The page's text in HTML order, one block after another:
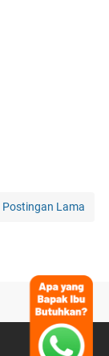
Postingan Lama